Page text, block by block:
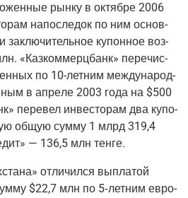
рын­ку в октяб­ре 2006
напо­сле­док по ним основ­
заклю­чи­тель­ное купон­ное воз­
«Каз­ком­мерц­банк» пере­чис­
по 10-лет­ним меж­ду­на­род­
в апре­ле 2003 года на $500
пере­вел инве­сто­рам два купо­
общую сум­му 1 млрд 319,4
— 136,5 млн тенге.
отли­чил­ся выпла­той
$22,7 млн по 5‑летним евро­